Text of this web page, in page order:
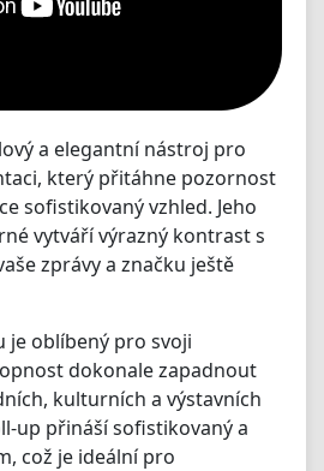
a elegantní nástroj pro
který přitáhne pozornost
sofistikovaný vzhled. Jeho
vytváří výrazný kontrast s
zprávy a značku ještě
je oblíbený pro svoji
dokonale zapadnout
kulturních a výstavních
up přináší sofistikovaný a
což je ideální pro